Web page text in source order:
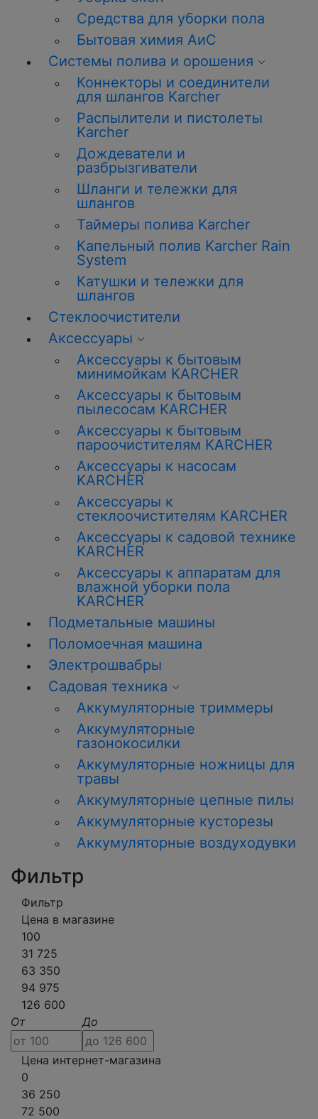
Средства для уборки пола
Бытовая химия АиС
Системы полива и орошения
Коннекторы и соединители
для шлангов Karcher
Распылители и пистолеты
Karcher
Дождеватели и
разбрызгиватели
Шланги и тележки для
шлангов
Таймеры полива Karcher
Капельный полив Karcher Rain
System
Катушки и тележки для
шлангов
Стеклоочистители
Аксессуары
Аксессуары к бытовым
минимойкам KARCHER
Аксессуары к бытовым
пылесосам KARCHER
Аксессуары к бытовым
пароочистителям KARCHER
Аксессуары к насосам
KARCHER
Аксессуары к
стеклоочистителям KARCHER
Аксессуары к садовой технике
KARCHER
Аксессуары к аппаратам для
влажной уборки пола
KARCHER
Подметальные машины
Поломоечная машина
Электрошвабры
Садовая техника
Аккумуляторные триммеры
Аккумуляторные
газонокосилки
Аккумуляторные ножницы для
травы
Аккумуляторные цепные пилы
Аккумуляторные кусторезы
Аккумуляторные воздуходувки
Фильтр
Фильтр
Цена в магазине
100
31 725
63 350
94 975
126 600
От
До
Цена интернет-магазина
0
36 250
72 500